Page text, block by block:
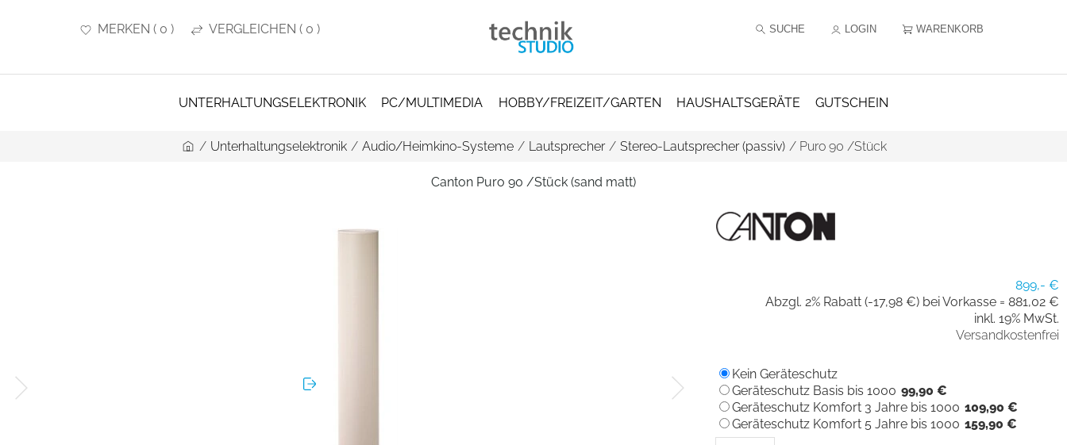
MERKEN ( 0 ) VERGLEICHEN ( 0 ) SUCHE LOGIN WARENKORB
UNTERHALTUNGSELEKTRONIK PC/MULTIMEDIA HOBBY/FREIZEIT/GARTEN HAUSHALTSGERÄTE GUTSCHEIN
/ Unterhaltungselektronik / Audio/Heimkino-Systeme / Lautsprecher / Stereo-Lautsprecher (passiv) / Puro 90 /Stück
Canton Puro 90 /Stück (sand matt)
899,- €
Abzgl. 2% Rabatt (-17,98 €) bei Vorkasse = 881,02 €
inkl. 19% MwSt.
Versandkostenfrei
Kein Geräteschutz
Geräteschutz Basis bis 1000 99,90 €
Geräteschutz Komfort 3 Jahre bis 1000 109,90 €
Geräteschutz Komfort 5 Jahre bis 1000 159,90 €